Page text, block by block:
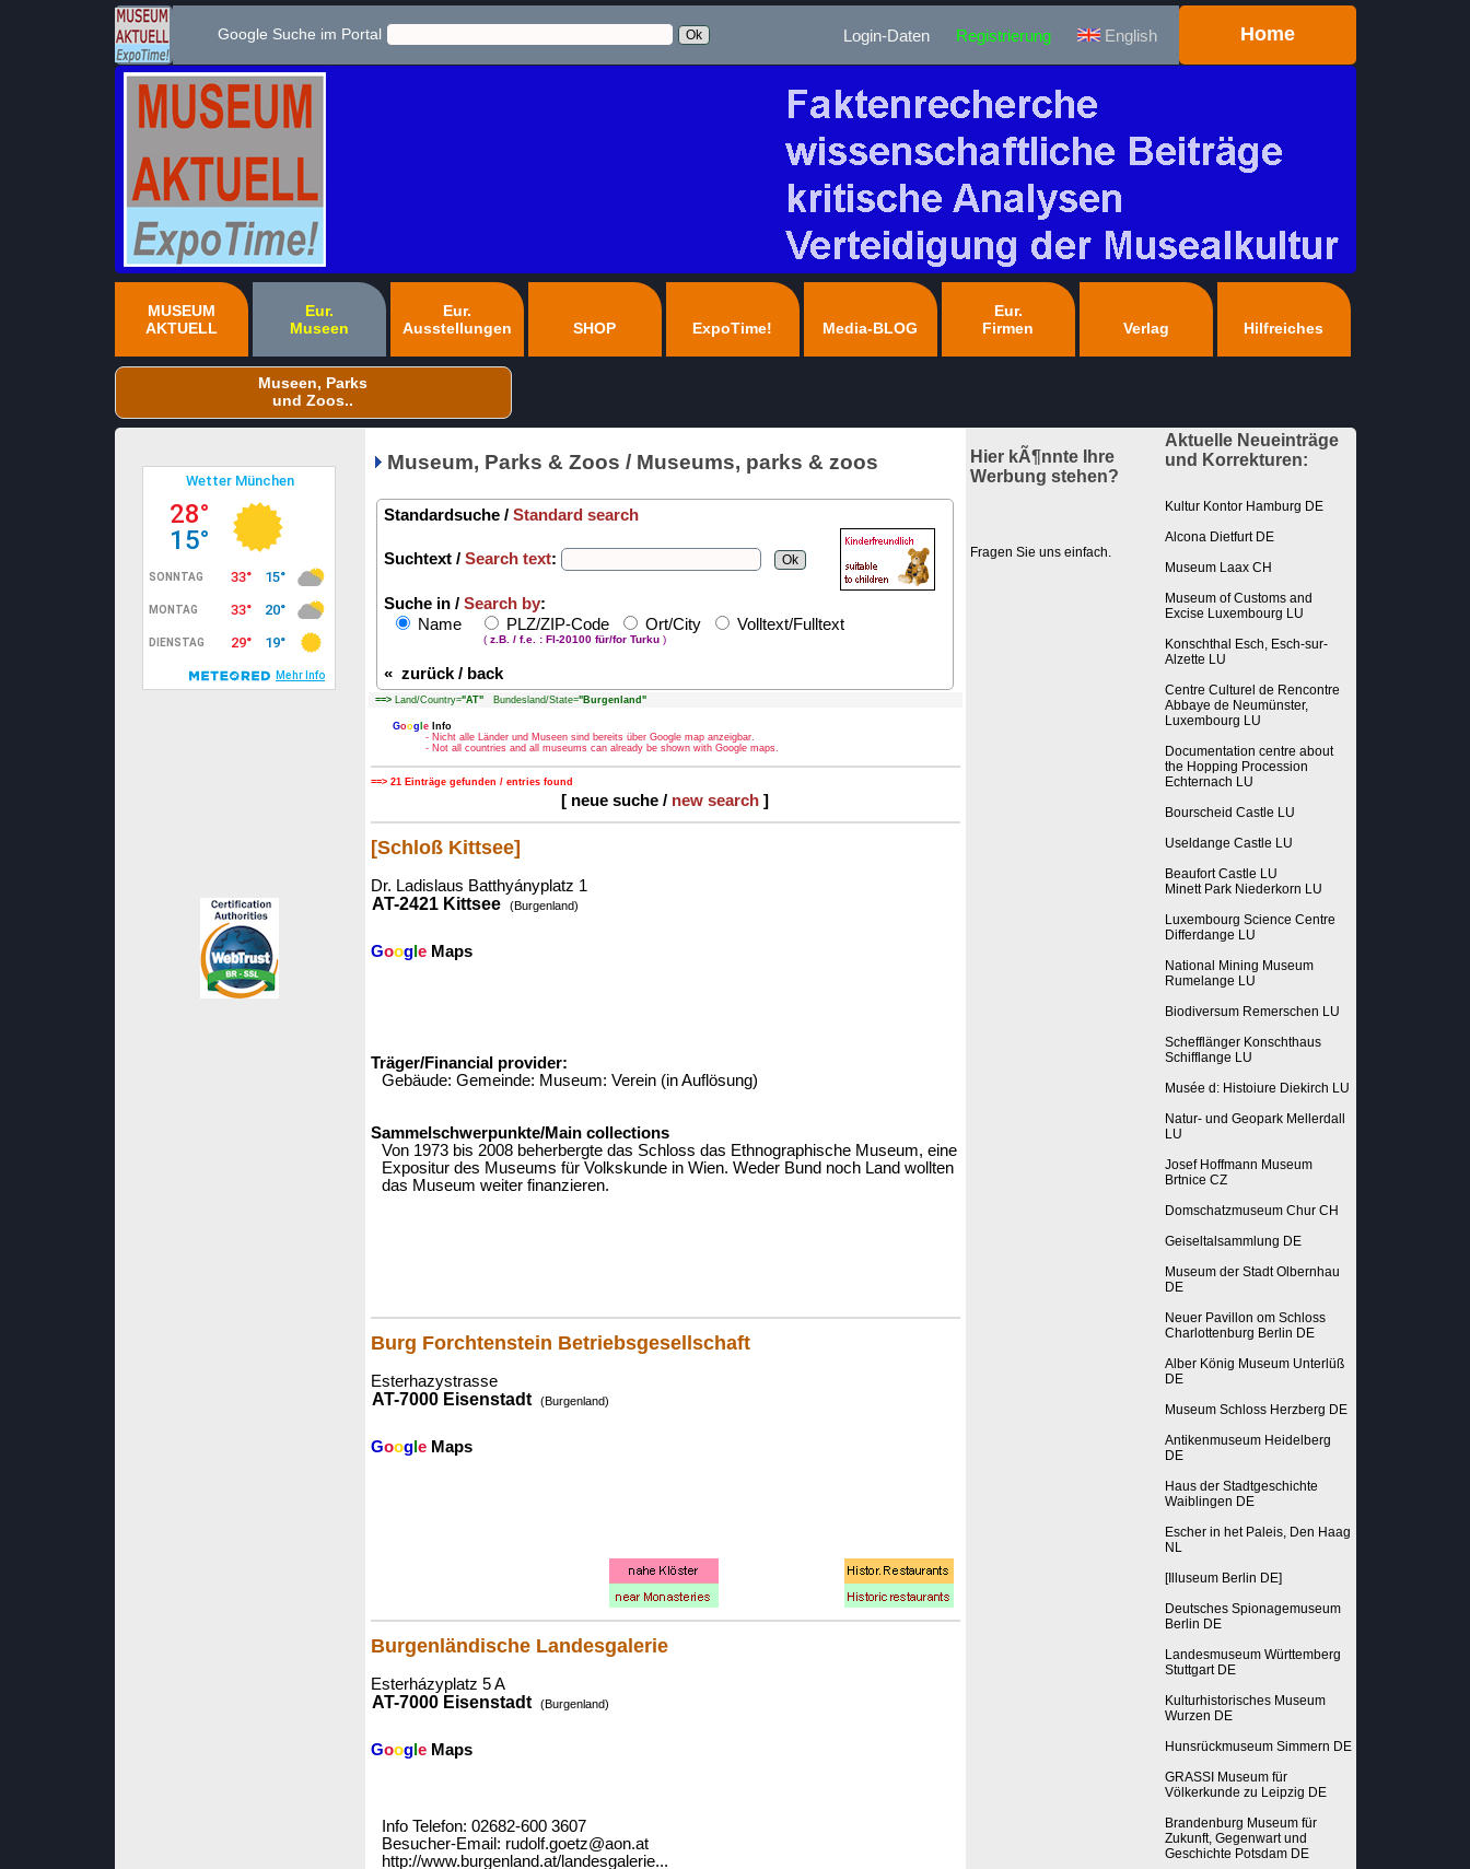
Google Suche im Portal Login-Daten Registrierung English Home
MUSEUM
AKTUELL
Eur.
Museen
Eur.
Ausstellungen
SHOP ExpoTime! Media-BLOG
Eur.
Firmen
Verlag Hilfreiches
Museen, Parks
und Zoos..
Museum, Parks & Zoos / Museums, parks & zoos
Standardsuche / Standard search
Suchtext / Search text:
Suche in / Search by:
Name
PLZ/ZIP-Code Ort/City Volltext/Fulltext
( z.B. / f.e. : FI-20100 für/for Turku )
« zurück / back
==>Land/Country="AT"Bundesland/State="Burgenland"
Goog e
Info
- Nicht alle Länder und Museen sind bereits über Google map anzeigbar.
- Not all countries and all museums can already be shown with Google maps.
==> 21 Einträge gefunden / entries found
[ neue suche / new search ]
[Schloß Kittsee]
Dr. Ladislaus Batthyányplatz 1
AT-2421 Kittsee (Burgenland)
Googl eMaps
Träger/Financial provider:
Gebäude: Gemeinde: Museum: Verein (in Auflösung)
Sammelschwerpunkte/Main collections
Von 1973 bis 2008 beherbergte das Schloss das Ethnographische Museum, eine
Expositur des Museums für Volkskunde in Wien. Weder Bund noch Land wollten
das Museum weiter finanzieren.
Burg Forchtenstein Betriebsgesellschaft
Esterhazystrasse
AT-7000 Eisenstadt (Burgenland)
Googl eMaps
Burgenländische Landesgalerie
Esterházyplatz 5 A
AT-7000 Eisenstadt (Burgenland)
Googl eMaps
Info Telefon: 02682-600 3607
Besucher-Email: rudolf.goetz@aon.at
http://www.burgenland.at/landesgalerie...
Hier kÃ¶nnte Ihre
Werbung stehen?
Fragen Sie uns einfach.
Aktuelle Neueinträge
und Korrekturen:
Kultur Kontor Hamburg DE
Alcona Dietfurt DE
Museum Laax CH
Museum of Customs and
Excise Luxembourg LU
Konschthal Esch, Esch-sur-
Alzette LU
Centre Culturel de Rencontre
Abbaye de Neumünster,
Luxembourg LU
Documentation centre about
the Hopping Procession
Echternach LU
Bourscheid Castle LU
Useldange Castle LU
Beaufort Castle LU
Minett Park Niederkorn LU
Luxembourg Science Centre
Differdange LU
National Mining Museum
Rumelange LU
Biodiversum Remerschen LU
Schefflänger Konschthaus
Schifflange LU
Musée d: Histoiure Diekirch LU
Natur- und Geopark Mellerdall
LU
Josef Hoffmann Museum
Brtnice CZ
Domschatzmuseum Chur CH
Geiseltalsammlung DE
Museum der Stadt Olbernhau
DE
Neuer Pavillon om Schloss
Charlottenburg Berlin DE
Alber König Museum Unterlüß
DE
Museum Schloss Herzberg DE
Antikenmuseum Heidelberg
DE
Haus der Stadtgeschichte
Waiblingen DE
Escher in het Paleis, Den Haag
NL
[Illuseum Berlin DE]
Deutsches Spionagemuseum
Berlin DE
Landesmuseum Württemberg
Stuttgart DE
Kulturhistorisches Museum
Wurzen DE
Hunsrückmuseum Simmern DE
GRASSI Museum für
Völkerkunde zu Leipzig DE
Brandenburg Museum für
Zukunft, Gegenwart und
Geschichte Potsdam DE